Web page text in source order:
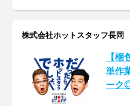
株式会社ホットスタッフ長
【
単作
ーク